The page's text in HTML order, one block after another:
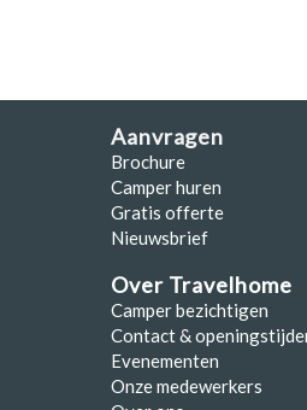
Zwitserland
Aanvragen
Brochure
Camper huren
Gratis offerte
Nieuwsbrief
Over Travelhome
Camper bezichtigen
Contact &
Evenementen
Onze medewerkers